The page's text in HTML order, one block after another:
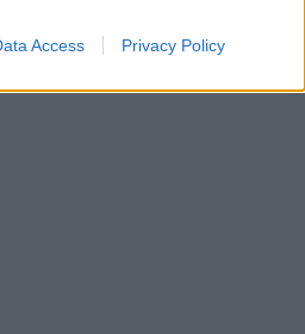
Access Privacy Policy